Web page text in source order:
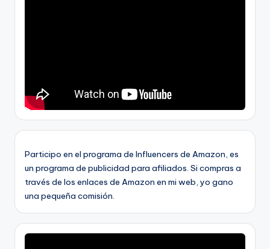
Participo en el programa de Influencers de Amazon, es
un programa de publicidad para afiliados. Si compras a
través de los enlaces de Amazon en mi web, yo gano
una pequeña comisión.